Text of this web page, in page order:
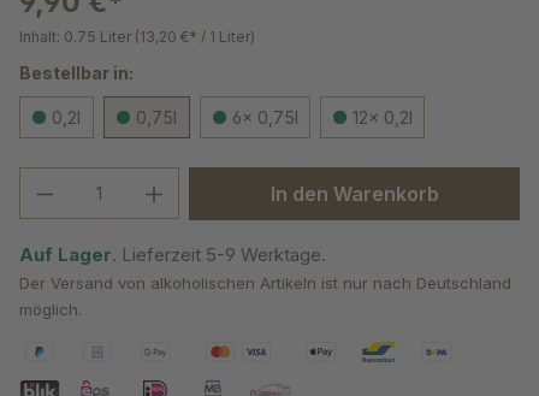
Inhalt: 0.75 Liter (13,20 €* / 1 Liter)
Bestellbar in:
0,2l 0,75l 6x 0,75l 12x 0,2l
Produkt Anzahl: Gib den gewünschten
In den Warenkorb
Auf Lager. Lieferzeit 5-9 Werktage.
Der Versand von alkoholischen Artikeln ist nur nach Deutschland
möglich.